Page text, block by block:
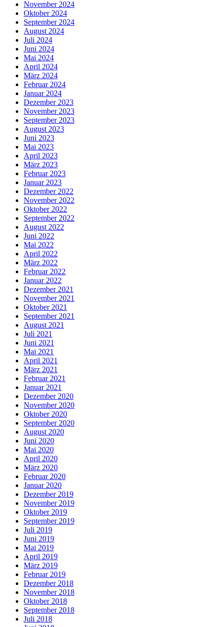
November 2024
Oktober 2024
September 2024
August 2024
Juli 2024
Juni 2024
Mai 2024
April 2024
März 2024
Februar 2024
Januar 2024
Dezember 2023
November 2023
September 2023
August 2023
Juni 2023
Mai 2023
April 2023
März 2023
Februar 2023
Januar 2023
Dezember 2022
November 2022
Oktober 2022
September 2022
August 2022
Juni 2022
Mai 2022
April 2022
März 2022
Februar 2022
Januar 2022
Dezember 2021
November 2021
Oktober 2021
September 2021
August 2021
Juli 2021
Juni 2021
Mai 2021
April 2021
März 2021
Februar 2021
Januar 2021
Dezember 2020
November 2020
Oktober 2020
September 2020
August 2020
Juni 2020
Mai 2020
April 2020
März 2020
Februar 2020
Januar 2020
Dezember 2019
November 2019
Oktober 2019
September 2019
Juli 2019
Juni 2019
Mai 2019
April 2019
März 2019
Februar 2019
Dezember 2018
November 2018
Oktober 2018
September 2018
Juli 2018